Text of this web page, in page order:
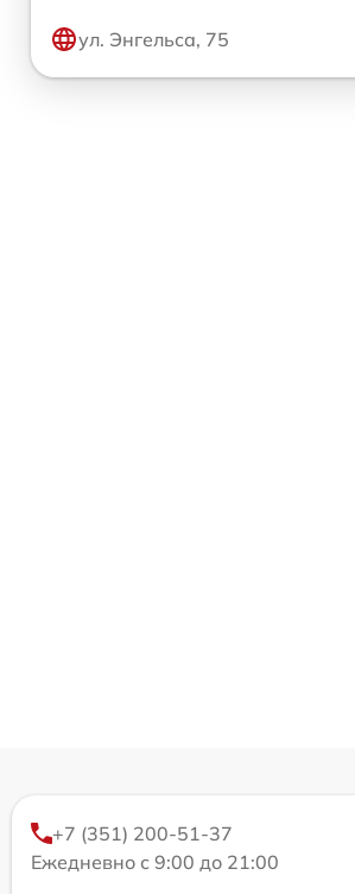
ул. Энгельса, 75
+7 (351) 200-51-37
Ежедневно с 9:00 до 21:00